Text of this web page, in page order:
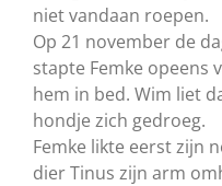
niet vandaan roepen.
Op 21 november de
stapte Femke opeens
hem in bed. Wim liet
hondje zich gedroeg.
Femke likte eerst zijn
dier Tinus zijn arm